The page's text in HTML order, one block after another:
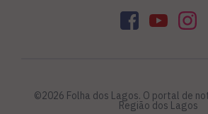
©2026 Folha dos Lagos. O portal de
Região dos Lagos